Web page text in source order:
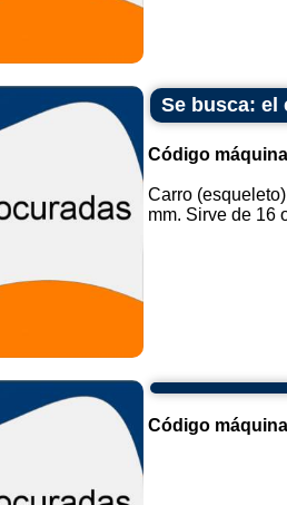
Se busca: el
Código
Carro
mm. Sirve de 16
Código